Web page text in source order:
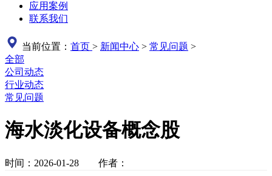
应用案例
联系我们
当前位置： 首页 > 新闻中心 > 常见问题 >
全部
公司动态
行业动态
常见问题
海水淡化设备概念股
时间：2026-01-28 作者：